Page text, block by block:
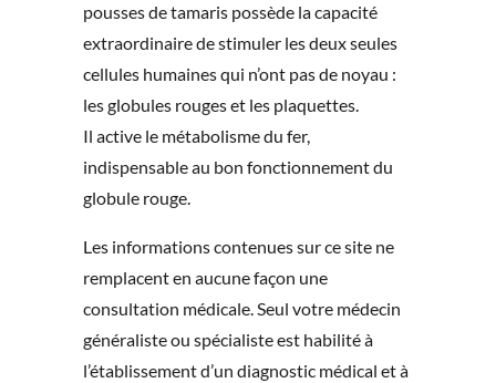
pousses de tamaris possède la capacité
extraordinaire de stimuler les deux seules
cellules humaines qui n’ont pas de noyau :
les globules rouges et les plaquettes.
Il active le métabolisme du fer,
indispensable au bon fonctionnement du
globule rouge.
Les informations contenues sur ce site ne
remplacent en aucune façon une
consultation médicale. Seul votre médecin
généraliste ou spécialiste est habilité à
l’établissement d’un diagnostic médical et à